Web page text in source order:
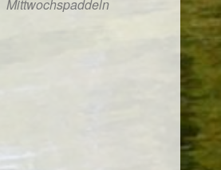
Mittwochspaddeln